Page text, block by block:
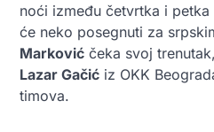
noći između četvrtka i
će neko posegnuti za
Marković čeka svoj
Lazar Gačić iz OKK
timova.